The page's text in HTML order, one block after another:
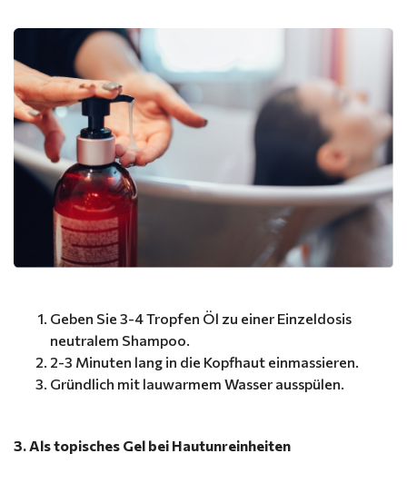
Geben Sie 3-4 Tropfen Öl zu einer Einzeldosis
neutralem Shampoo.
2-3 Minuten lang in die Kopfhaut einmassieren.
Gründlich mit lauwarmem Wasser ausspülen.
3. Als topisches Gel bei Hautunreinheiten